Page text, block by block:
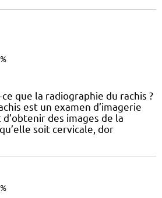
ce que la radiographie du rachis ?
est un examen d’imagerie
des images de la
soit cervicale, dor